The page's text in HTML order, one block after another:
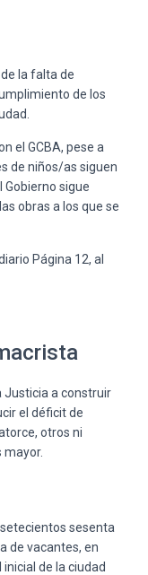
la falta de
de los
el GCBA, pese a
de niños/as siguen
sigue
obras a los que se
Página 12, al
Justicia a construir
el déficit de
otros ni
mayor.
sesenta
de vacantes, en
de la ciudad